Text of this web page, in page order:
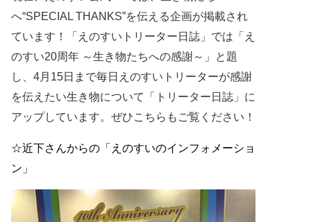
へ“SPECIAL THANKS”を伝える企画が掲載され
ています！「 えのすいトリーター日誌」では 「え
のすい20周年 ～生き物たちへの感謝～」と題
し、 4月 15日まで毎日えのすいトリーターが感謝
を伝えたい生き物について「
トリーター日誌」に
アップしています。 ぜひこちらもご覧ください！
☆近下さんからの「 えのすいのインフォメーショ
ン」